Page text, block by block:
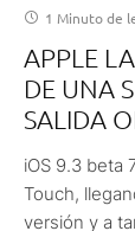
1 Minuto de
APPLE
DE UNA
SALIDA
iOS 9.3 beta
Touch,
versión y a